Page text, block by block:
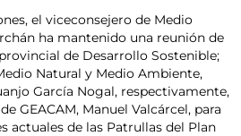
el viceconsejero de Medio
ha mantenido una reunión de
de Desarrollo Sostenible;
Natural y Medio Ambiente,
García Nogal, respectivamente,
GEACAM, Manuel Valcárcel, para
actuales de las Patrullas del Plan